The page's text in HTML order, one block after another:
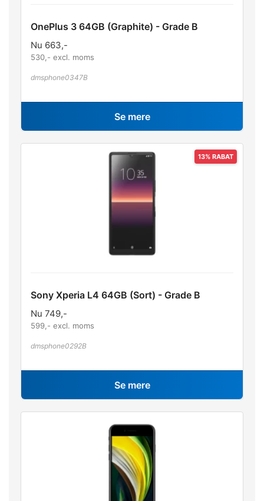
OnePlus 3 64GB (Graphite) - Grade B
Nu 663,-
530 ,- excl. moms
dmsphone0347B
Se mere
Sony Xperia L4 64GB (Sort) - Grade B
Nu 749,-
599 ,- excl. moms
dmsphone0292B
Se mere